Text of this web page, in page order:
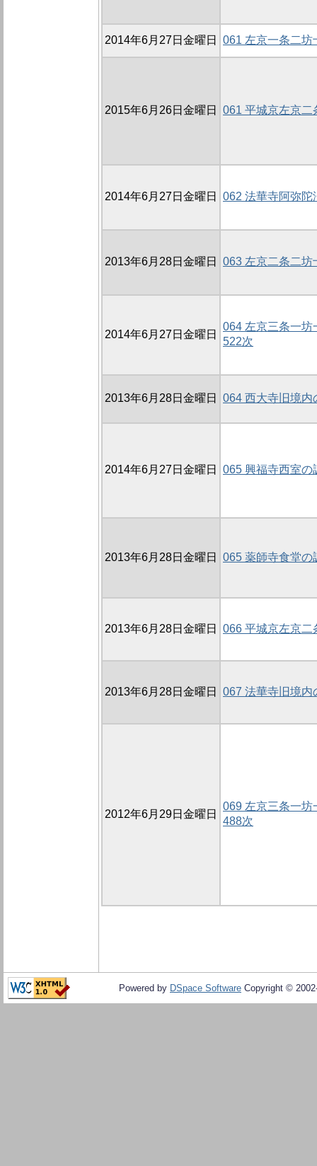
2014年6月27日金曜日 061 左京一条二坊
2015年6月26日金曜日 061 平城京左京二
2014年6月27日金曜日 062 法華寺阿弥陀
2013年6月28日金曜日 063 左京二条二坊
2014年6月27日金曜日
064 左京三条一坊
522次
2013年6月28日金曜日 064 西大寺旧境内
2014年6月27日金曜日 065 興福寺西室の
2013年6月28日金曜日 065 薬師寺食堂の
2013年6月28日金曜日 066 平城京左京二
2013年6月28日金曜日 067 法華寺旧境内
2012年6月29日金曜日
069 左京三条一
488次
Powered by DSpace Software Copyright ©